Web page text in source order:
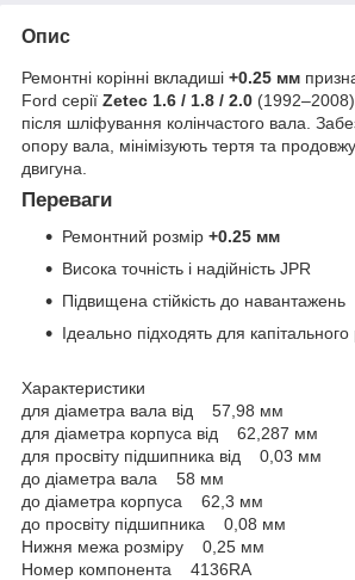
Опис
Ремонтні корінні вкладиші +0.25 мм
Ford серії Zetec 1.6 / 1.8 / 2.0
після шліфування колінчастого вала.
опору вала, мінімізують тертя та
двигуна.
Переваги
Ремонтний розмір +0.25 мм
Висока точність і надійність JPR
Підвищена стійкість до навантажень
Ідеально підходять для
Характеристики
для діаметра вала від 57,98 мм
для діаметра корпуса від 62,287 мм
для просвіту підшипника від 0,03 мм
до діаметра вала 58 мм
до діаметра корпуса 62,3 мм
до просвіту підшипника 0,08 мм
Нижня межа розміру 0,25 мм
Номер компонента 4136RA